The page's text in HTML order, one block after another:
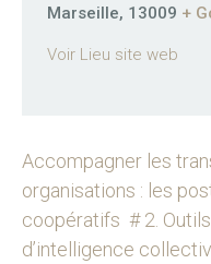
Marseille, 13009 +
Voir Lieu site web
Accompagner les
organisations : les
coopératifs # 2.
d’intelligence